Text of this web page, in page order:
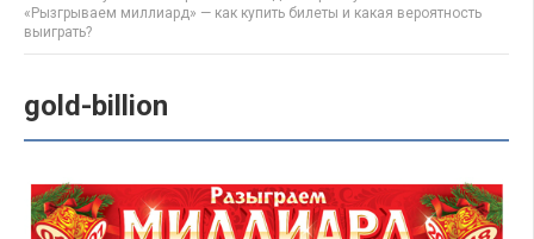
«Рызгрываем миллиард» — как купить билеты и какая вероятность
выиграть?
gold-billion